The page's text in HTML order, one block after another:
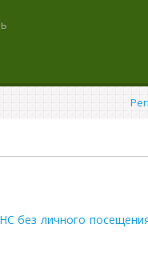
без личного